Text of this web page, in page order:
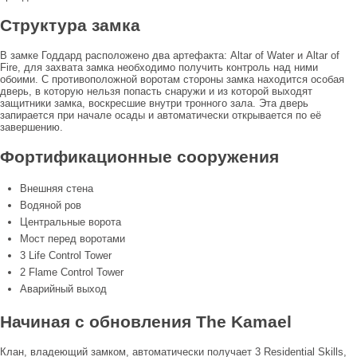
Структура замка
В замке Годдард расположено два артефакта: Altar of Water и Altar of
Fire, для захвата замка необходимо получить контроль над ними
обоими. С противоположной воротам стороны замка находится особая
дверь, в которую нельзя попасть снаружи и из которой выходят
защитники замка, воскресшие внутри тронного зала. Эта дверь
запирается при начале осады и автоматически открывается по её
завершению.
Фортификационные сооружения
Внешняя стена
Водяной ров
Центральные ворота
Мост перед воротами
3 Life Control Tower
2 Flame Control Tower
Аварийный выход
Начиная с обновления The Kamael
Клан, владеющий замком, автоматически получает 3 Residential Skills,